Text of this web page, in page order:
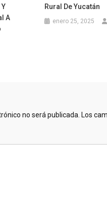
A
Rural De Yucatán
enero 25, 2025
no será publicada. Los